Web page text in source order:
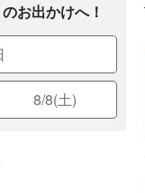
お出かけへ！
8/8(土)